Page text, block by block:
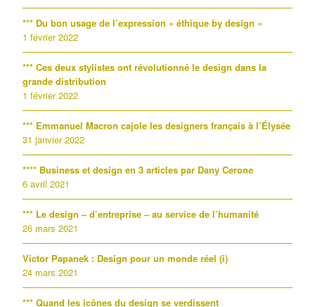
*** Du bon usage de l’expression « éthique by design »
1 février 2022
*** Ces deux stylistes ont révolutionné le design dans la
grande distribution
1 février 2022
*** Emmanuel Macron cajole les designers français à l’Élysée
31 janvier 2022
**** Business et design en 3 articles par Dany Cerone
6 avril 2021
*** Le design – d’entreprise – au service de l’humanité
26 mars 2021
Victor Papanek : Design pour un monde réel (i)
24 mars 2021
*** Quand les icônes du design se verdissent